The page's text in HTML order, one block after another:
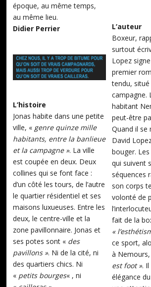
époque, au même temps,
au même lieu.
Didier Perrier
L’histoire
Jonas habite dans une petite
ville, « genre quinze mille
habitants, entre la banlieue
et la campagne ». La ville
est coupée en deux. Deux
collines qui se font face :
d’un côté les tours, de l’autre
le quartier résidentiel et ses
maisons luxueuses. Entre les
deux, le centre-ville et la
zone pavillonnaire. Jonas et
ses potes sont « des
pavillons ». Ni de la cité, ni
des quartiers chics. Ni
« petits bourges« , ni
L’auteur
Boxeur,
surtout
Lopez
premier
tendu,
campagne.
habitant
peut-être
Quand il se
David
bouger. Les
qui suivent
séquences
son corps
volonté de
fait de la
«
ce sport,
à Nemours,
est foot ».
élégance